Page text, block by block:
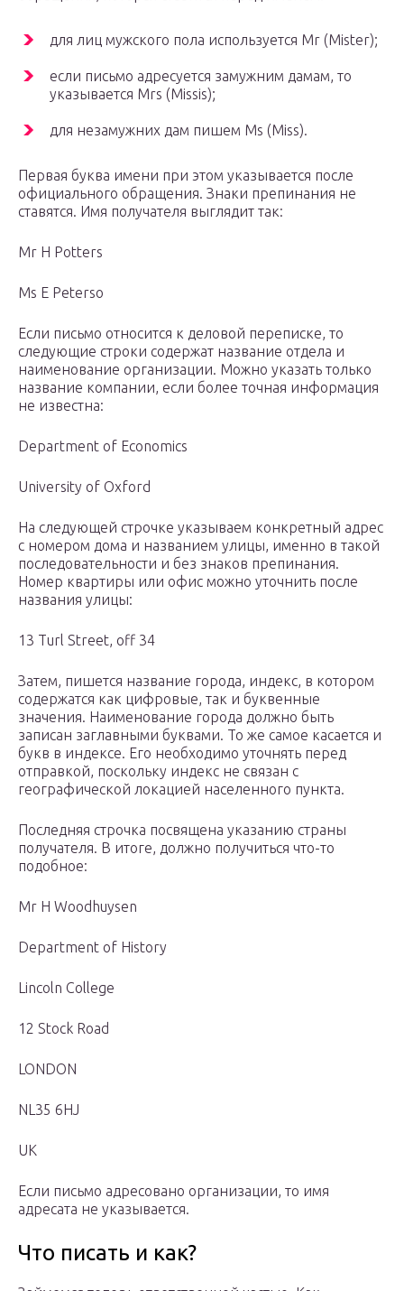
для лиц мужского пола используется Mr (Mister);
если письмо адресуется замужним дамам, то
указывается Mrs (Missis);
для незамужних дам пишем Ms (Miss).
Первая буква имени при этом указывается после
официального обращения. Знаки препинания не
ставятся. Имя получателя выглядит так:
Mr H Potters
Ms E Peterso
Если письмо относится к деловой переписке, то
следующие строки содержат название отдела и
наименование организации. Можно указать только
название компании, если более точная информация
не известна:
Department of Economics
University of Oxford
На следующей строчке указываем конкретный адрес
с номером дома и названием улицы, именно в такой
последовательности и без знаков препинания.
Номер квартиры или офис можно уточнить после
названия улицы:
13 Turl Street, off 34
Затем, пишется название города, индекс, в котором
содержатся как цифровые, так и буквенные
значения. Наименование города должно быть
записан заглавными буквами. То же самое касается и
букв в индексе. Его необходимо уточнять перед
отправкой, поскольку индекс не связан с
географической локацией населенного пункта.
Последняя строчка посвящена указанию страны
получателя. В итоге, должно получиться что-то
подобное:
Mr H Woodhuysen
Department of History
Lincoln College
12 Stock Road
LONDON
NL35 6HJ
UK
Если письмо адресовано организации, то имя
адресата не указывается.
Что писать и как?